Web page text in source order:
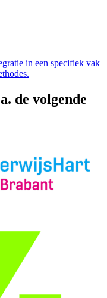
in een specifiek vak
de volgende